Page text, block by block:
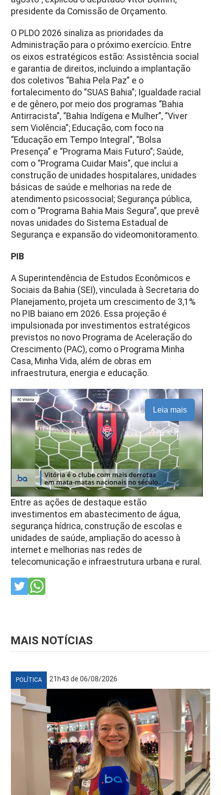
presidente da Comissão de Orçamento.
O PLDO 2026 sinaliza as prioridades da
Administração para o próximo exercício. Entre
os eixos estratégicos estão: Assistência social
e garantia de direitos, incluindo a implantação
dos coletivos “Bahia Pela Paz” e o
fortalecimento do “SUAS Bahia”; Igualdade racial
e de gênero, por meio dos programas “Bahia
Antirracista”, “Bahia Indígena e Mulher”, “Viver
sem Violência”; Educação, com foco na
“Educação em Tempo Integral”, “Bolsa
Presença” e “Programa Mais Futuro”; Saúde,
com o “Programa Cuidar Mais”, que inclui a
construção de unidades hospitalares, unidades
básicas de saúde e melhorias na rede de
atendimento psicossocial; Segurança pública,
com o “Programa Bahia Mais Segura”, que prevê
novas unidades do Sistema Estadual de
Segurança e expansão do videomonitoramento.
PIB
A Superintendência de Estudos Econômicos e
Sociais da Bahia (SEI), vinculada à Secretaria do
Planejamento, projeta um crescimento de 3,1%
no PIB baiano em 2026. Essa projeção é
impulsionada por investimentos estratégicos
previstos no novo Programa de Aceleração do
Crescimento (PAC), como o Programa Minha
Casa, Minha Vida, além de obras em
infraestrutura, energia e educação.
Leia mais
Entre as ações de destaque estão
investimentos em abastecimento de água,
segurança hídrica, construção de escolas e
unidades de saúde, ampliação do acesso à
internet e melhorias nas redes de
telecomunicação e infraestrutura urbana e rural.
MAIS NOTÍCIAS
POLÍTICA 21h43 de 06/08/2026